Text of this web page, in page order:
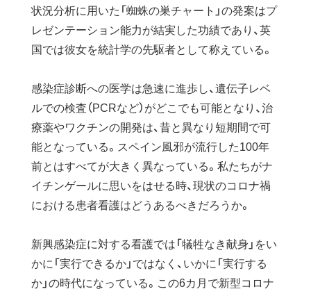
状況分析に用いた「蜘蛛の巣チャート」の発案はプ
レゼンテーション能力が結実した功績であり、英
国では彼女を統計学の先駆者として称えている。
感染症診断への医学は急速に進歩し、遺伝子レベ
ルでの検査（PCRなど）がどこでも可能となり、治
療薬やワクチンの開発は、昔と異なり短期間で可
能となっている。スペイン風邪が流行した100年
前とはすべてが大きく異なっている。私たちがナ
イチンゲールに思いをはせる時、現状のコロナ禍
における患者看護はどうあるべきだろうか。
新興感染症に対する看護では「犠牲なき献身」をい
かに「実行できるか」ではなく、いかに「実行する
か」の時代になっている。この6カ月で新型コロナ